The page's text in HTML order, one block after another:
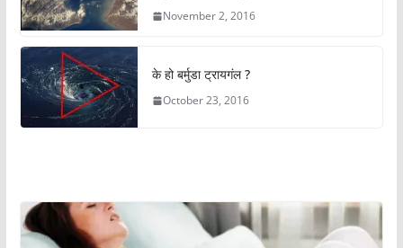
November 2, 2016
के हो बर्मुडा ट्रायगंल ?
October 23, 2016